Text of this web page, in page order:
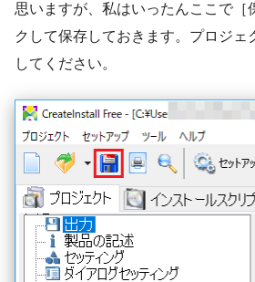
思いますが、私はいったんここで［
クして保存しておきます。プロジェ
してください。